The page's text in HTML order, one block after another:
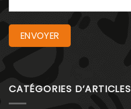
CATÉGORIES D’ARTICLES